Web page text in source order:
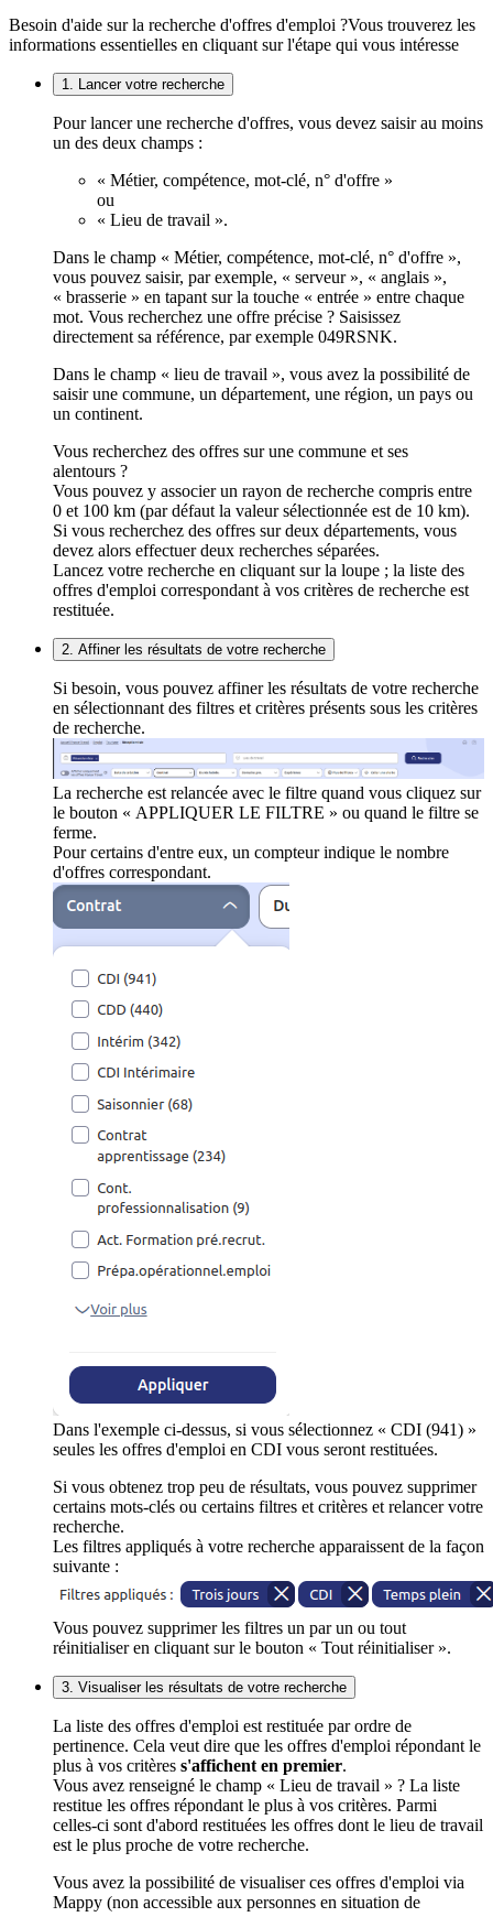
Besoin d'aide sur la recherche d'offres d'emploi ?Vous trouverez les
informations essentielles en cliquant sur l'étape qui vous intéresse
1. Lancer votre recherche
Pour lancer une recherche d'offres, vous devez saisir au moins
un des deux champs :
« Métier, compétence, mot-clé, n° d'offre »
ou
« Lieu de travail ».
Dans le champ « Métier, compétence, mot-clé, n° d'offre »,
vous pouvez saisir, par exemple, « serveur », « anglais »,
« brasserie » en tapant sur la touche « entrée » entre chaque
mot. Vous recherchez une offre précise ? Saisissez
directement sa référence, par exemple 049RSNK.
Dans le champ « lieu de travail », vous avez la possibilité de
saisir une commune, un département, une région, un pays ou
un continent.
Vous recherchez des offres sur une commune et ses
alentours ?
Vous pouvez y associer un rayon de recherche compris entre
0 et 100 km (par défaut la valeur sélectionnée est de 10 km).
Si vous recherchez des offres sur deux départements, vous
devez alors effectuer deux recherches séparées.
Lancez votre recherche en cliquant sur la loupe ; la liste des
offres d'emploi correspondant à vos critères de recherche est
restituée.
2. Affiner les résultats de votre recherche
Si besoin, vous pouvez affiner les résultats de votre recherche
en sélectionnant des filtres et critères présents sous les critères
de recherche.
La recherche est relancée avec le filtre quand vous cliquez sur
le bouton « APPLIQUER LE FILTRE » ou quand le filtre se
ferme.
Pour certains d'entre eux, un compteur indique le nombre
d'offres correspondant.
Dans l'exemple ci-dessus, si vous sélectionnez « CDI (941) »
seules les offres d'emploi en CDI vous seront restituées.
Si vous obtenez trop peu de résultats, vous pouvez supprimer
certains mots-clés ou certains filtres et critères et relancer votre
recherche.
Les filtres appliqués à votre recherche apparaissent de la façon
suivante :
Vous pouvez supprimer les filtres un par un ou tout
réinitialiser en cliquant sur le bouton « Tout réinitialiser ».
3. Visualiser les résultats de votre recherche
La liste des offres d'emploi est restituée par ordre de
pertinence. Cela veut dire que les offres d'emploi répondant le
plus à vos critères s'affichent en premier.
Vous avez renseigné le champ « Lieu de travail » ? La liste
restitue les offres répondant le plus à vos critères. Parmi
celles-ci sont d'abord restituées les offres dont le lieu de travail
est le plus proche de votre recherche.
Vous avez la possibilité de visualiser ces offres d'emploi via
Mappy (non accessible aux personnes en situation de